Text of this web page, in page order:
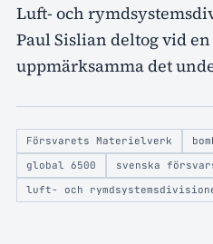
Luft- och
Paul Sislian deltog vid
uppmärksamma det
Försvarets Materielverk
global 6500
svenska
luft- och